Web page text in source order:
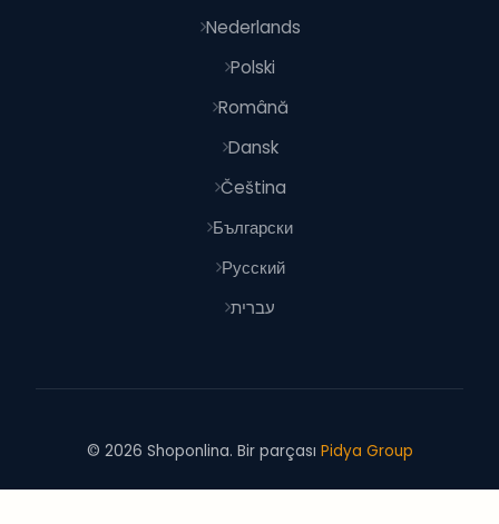
Nederlands
Polski
Română
Dansk
Čeština
Български
Русский
עברית
© 2026 Shoponlina. Bir parçası Pidya Group